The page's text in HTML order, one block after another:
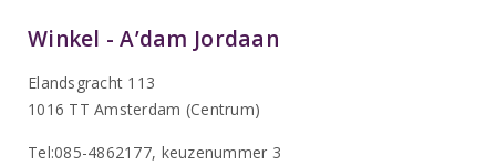
Winkel - A’dam Jordaan
Elandsgracht 113
1016 TT Amsterdam (Centrum)
Tel:085-4862177, keuzenummer 3